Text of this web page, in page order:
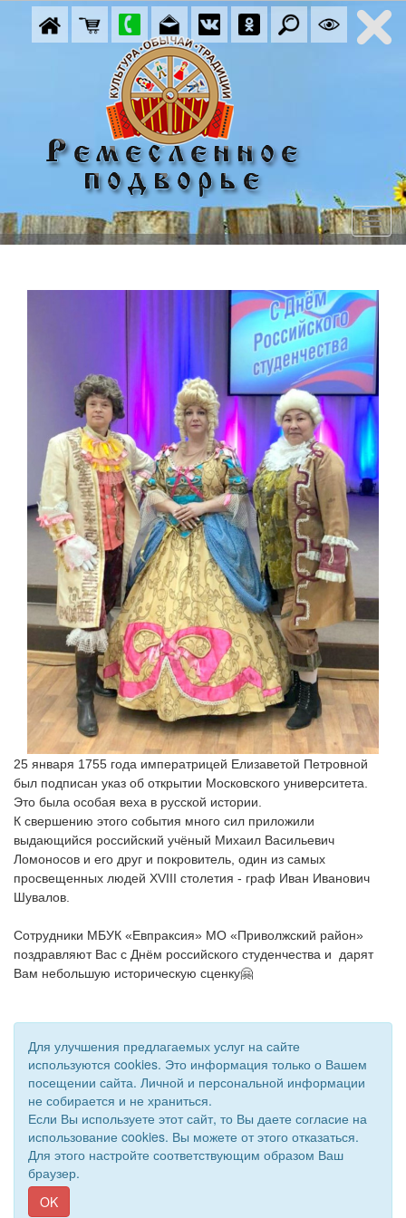
25 января 1755 года императрицей Елизаветой Петровной
был подписан указ об открытии Московского университета.
Это была особая веха в русской истории.
К свершению этого события много сил приложили
выдающийся российский учёный Михаил Васильевич
Ломоносов и его друг и покровитель, один из самых
просвещенных людей XVIII столетия - граф Иван Иванович
Шувалов.
Сотрудники МБУК «Евпраксия» МО «Приволжский район»
поздравляют Вас с Днём российского студенчества и  дарят
© 2018 - 2026 Подворье . Все права защищены.
Сайт создан при поддержке «
Для улучшения предлагаемых услуг на сайте
используются cookies. Это информация только о Вашем
посещении сайта. Личной и персональной информации
не собирается и не храниться.
Если Вы используете этот сайт, то Вы даете согласие на
использование cookies. Вы можете от этого отказаться.
Для этого настройте соответствующим образом Ваш
браузер.
OK